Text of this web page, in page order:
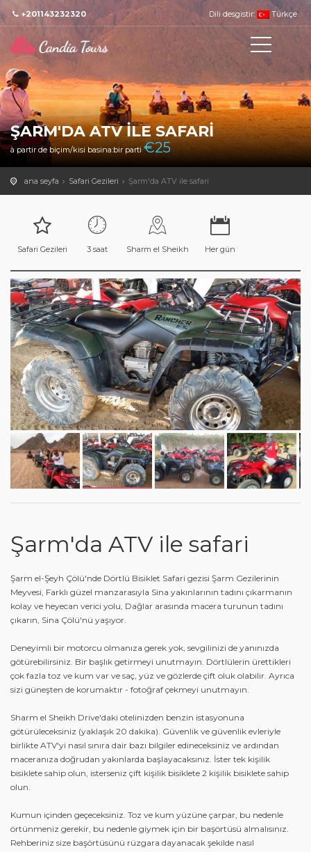
+201143232320 Dili desgistir: Türkçe
ŞARM'DA ATV ILE SAFARI
à partir de biçim/kisi basina:bir parti€25
ana seyfa Safari Gezileri Şarm'da ATV ile safari
Safari Gezileri 3 saat Sharm el Sheikh Her gün
Şarm'da ATV ile safari
Şarm el-Şeyh Çölü'nde Dörtlü Bisiklet Safari gezisi Şarm Gezilerinin
Meyvesi, Farklı güzel manzarasıyla Sina yakınlarının tadını çıkarmanın
kolay ve heyecan verici yolu, Dağlar arasında macera turunun tadını
çıkarın, Sina Çölü'nü yaşıyor.
Deneyimli bir motorcu olmanıza gerek yok, sevgilinizi de yanınızda
götürebilirsiniz. Bir başlık getirmeyi unutmayın. Dörtlülerin ürettikleri
çok fazla toz ve kum var ve saç, yüz ve gözlerde çift oluk olabilir. Ayrıca
sizi güneşten de korumaktır - fotoğraf çekmeyi unutmayın.
Sharm el Sheikh Drive'daki otelinizden benzin istasyonuna
götürüleceksiniz (yaklaşık 20 dakika). Güvenlik ve güvenlik evleriyle
birlikte ATV'yi nasıl sınıra dair bazı bilgiler edineceksiniz ve ardından
maceranıza doğrudan yakınlarda başlayacaksınız. İster tek kişilik
bisiklete sahip olun, isterseniz çift kişilik bisiklete 2 kişilik bisiklete sahip
olun.
Kumun içinden geçeceksiniz. Toz ve kum yüzüne çarpar, bu nedenle
örtünmeniz gerekir, bu nedenle giymek için bir başörtüsü almalısınız.
Rehberiniz size başörtüsünü rüzgara dayanacak şekilde nasıl